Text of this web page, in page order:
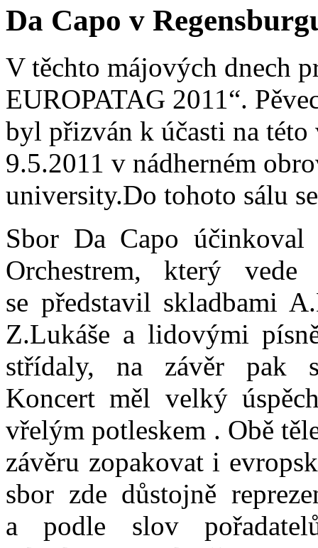
Da Capo v
V těchto májových dnech
EUROPATAG 2011“.
byl přizván k účasti na
9.5.2011 v nádherném
university.Do tohoto sálu
Sbor Da Capo
Orchestrem, který
se představil skladbami
Z.Lukáše a lidovými
střídaly, na závěr pak
Koncert měl velký
vřelým potleskem . Obě
závěru zopakovat i
sbor zde důstojně
a podle slov